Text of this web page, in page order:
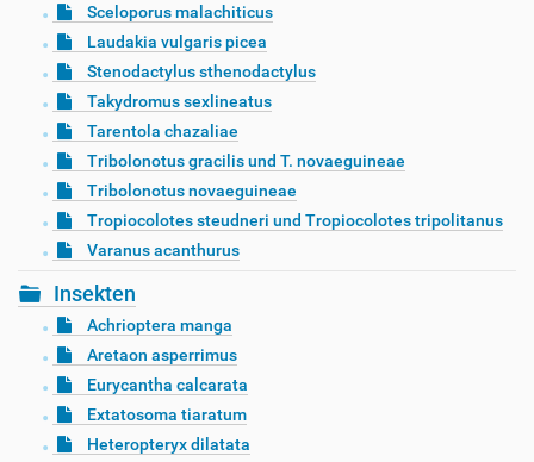
Sceloporus malachiticus
Laudakia vulgaris picea
Stenodactylus sthenodactylus
Takydromus sexlineatus
Tarentola chazaliae
Tribolonotus gracilis und T. novaeguineae
Tribolonotus novaeguineae
Tropiocolotes steudneri und Tropiocolotes tripolitanus
Varanus acanthurus
Insekten
Achrioptera manga
Aretaon asperrimus
Eurycantha calcarata
Extatosoma tiaratum
Heteropteryx dilatata